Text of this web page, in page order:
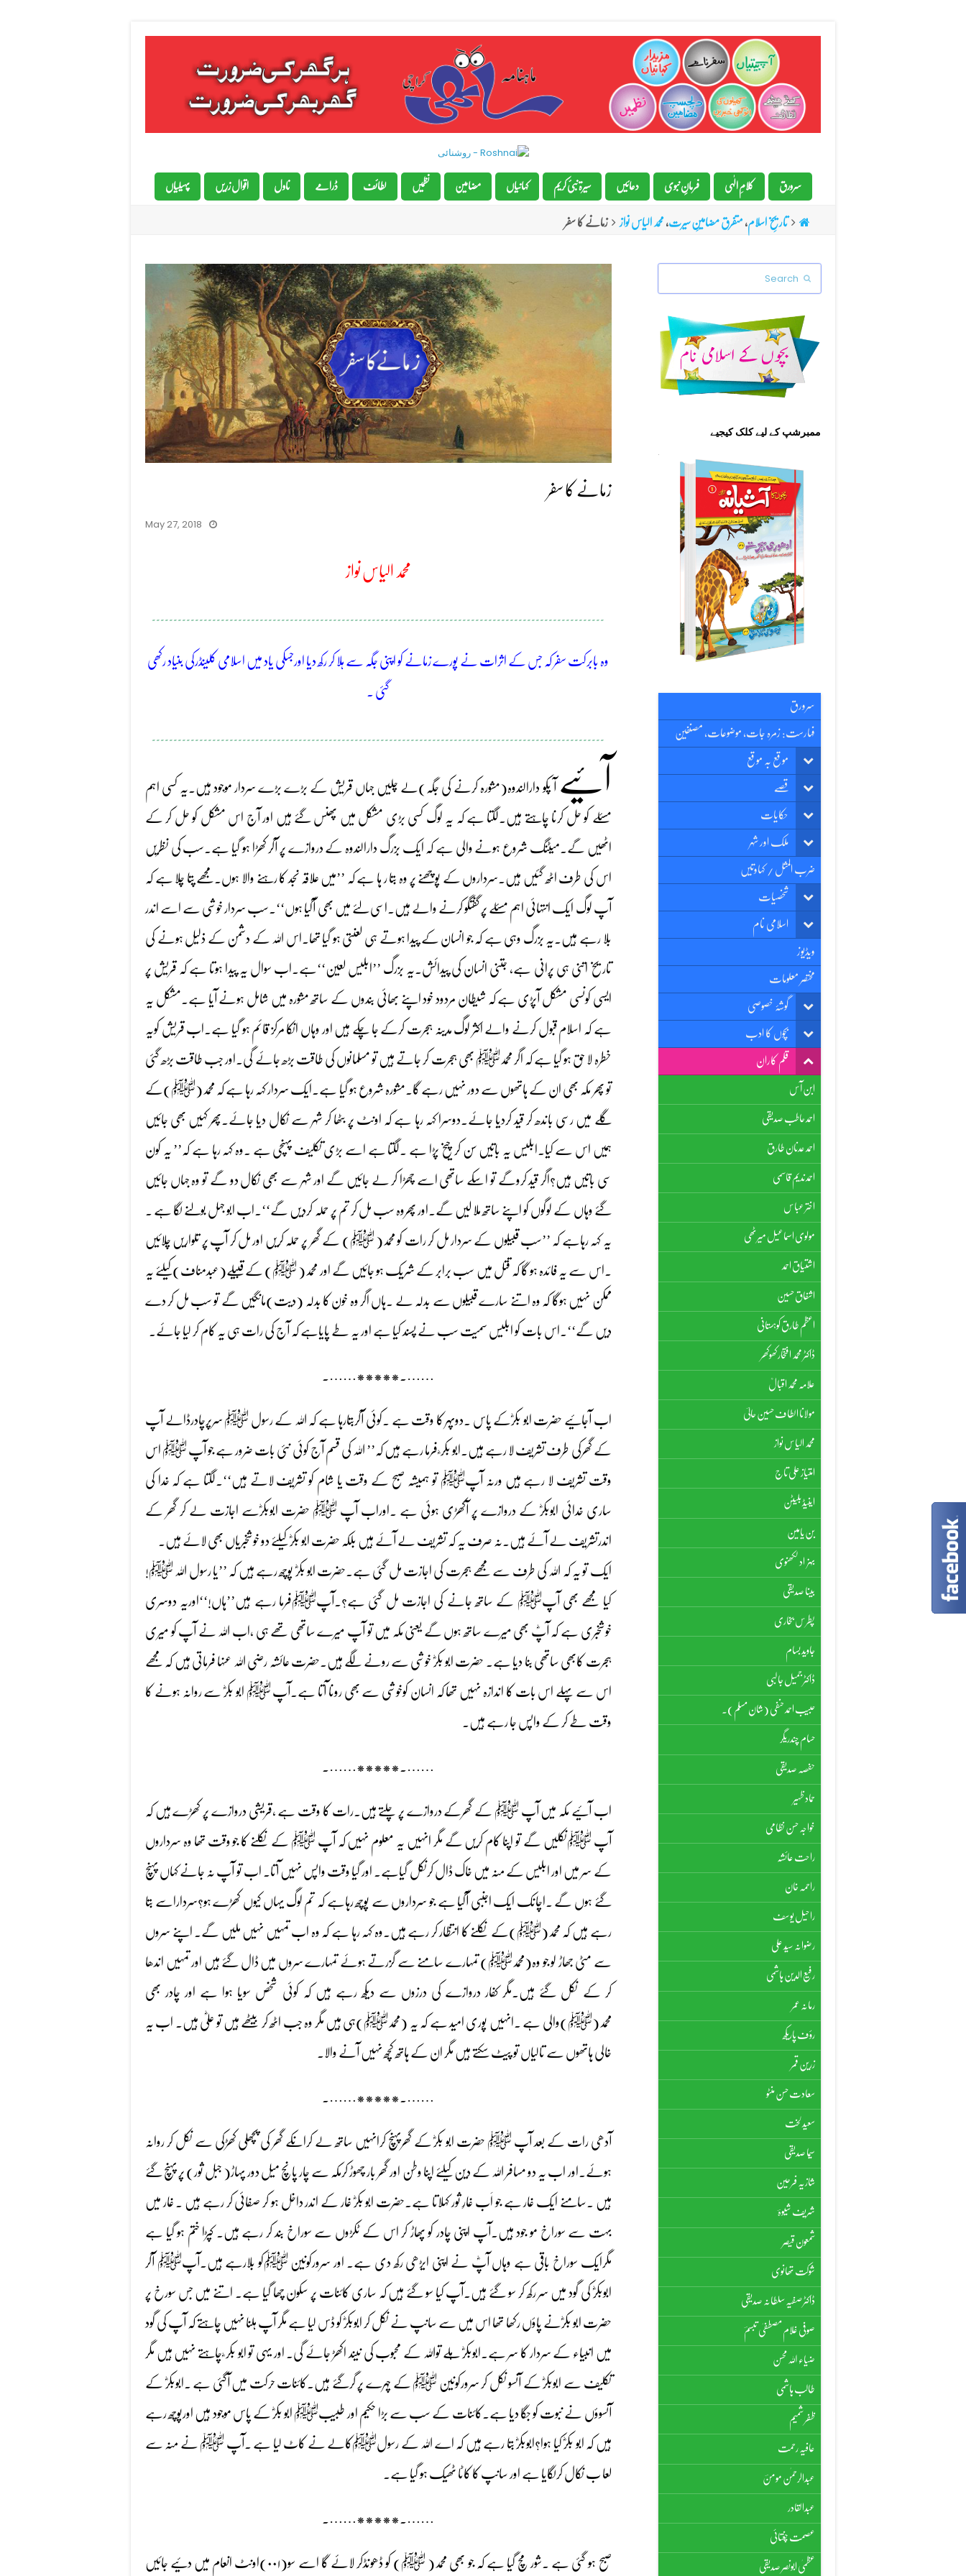
سرورق کلامِ الٰہی فرمانِِ نبوی دعائیں سیرۃ نبیٔ کریم کہانیاں مضامین نظمیں لطائف ڈرامے ناول اقوال زریں پہیلیاں
تاریخِ اسلام, متفرق مضامینِ سیرت, محمد الیاس نواز زمانے کا سفر
زمانے کا سفر
May 27, 2018
محمد الیاس نواز
وہ بابرکت سفر کہ جس کے اثرات نے پورے زمانے کو اپنی جگہ سے ہلا کر رکھ دیا اورجسکی یاد میں اسلامی کلینڈرکی بنیاد رکھی
گئی ۔
آئیے آ پکو دارالندوہ(مشورہ کرنے کی جگہ)لے چلیں جہاں قریش کے بڑے بڑے سردار موجود ہیں۔یہ کسی اہم
مسئلے کو حل کرنا چاہتے ہیں۔لگتا ہے کہ یہ لوگ کسی بڑی مشکل میں پھنس گئے ہیں اور آج اس مشکل کو حل کر کے
اٹھیں گے۔میٹنگ شروع ہونے والی ہے کہ ایک بزرگ دارالندوہ کے دروازے پر آکر کھڑا ہو گیا ہے۔سب کی نظریں
اس کی طرف اٹھ گئیں ہیں۔سرداروں کے پوچھنے پر وہ بتا ر ہا ہے کہ ’’میں علاقہ نجد کا رہنے والا ہوں۔مجھے پتا چلا ہے کہ
آپ لوگ ایک انتہائی اہم مسئلے پر گفتگو کرنے والے ہیں۔اسی لئے میں بھی آگیا ہوں‘‘۔سب سردار خوشی سے اسے اندر
بلا رہے ہیں۔یہ بزرگ وہی ہے کہ جو انسان کے پیدا ہوتے ہی لعنتی ہو گیا تھا۔اس اللہ کے دشمن کے ذلیل ہونے کی
تاریخ اتنی ہی پرانی ہے، جتنی انسان کی پیدائش۔یہ بزرگ ’’ابلیس لعین‘‘ہے۔اب سوال یہ پیدا ہوتا ہے کہ قریش پر
ایسی کونسی مشکل آپڑی ہے کہ شیطان مردود خود اپنے بھائی بندوں کے ساتھ مشورہ میں شامل ہونے آیا ہے۔مشکل یہ
ہے کہ اسلام قبول کرنے والے اکثر لوگ مدینہ ہجرت کرکے جا چکے ہیں اور وہاں انکا مرکز قائم ہو گیا ہے۔اب قریش کویہ
خطرہ لا حق ہو گیا ہے کہ اگر محمدﷺ بھی ہجرت کر جاتے ہیں تو مسلمانوں کی طاقت بڑھ جائے گی۔اور جب طاقت بڑھ گئی
تو پھر مکہ بھی ان کے ہاتھوں سے دور نہیں رہے گا۔مشورہ شروع ہو گیا ہے۔ایک سردار کہہ رہا ہے کہ محمد(ﷺ)کے
گلے میں رسی باندھ کر قید کردیا جائے۔دوسرا کہہ رہا ہے کہ اونٹ پر بٹھا کر شہر سے نکال دیا جائے۔پھر کہیں بھی جائیں
ہمیں اس سے کیا۔ابلیس یہ باتیں سن کر چیخ پڑا ہے ۔لگتا ہے اسے بڑی تکلیف پہنچی ہے ۔وہ کہہ رہا ہے کہ’’ یہ کون
سی باتیں ہیں؟اگر قید کروگے تو اسکے ساتھی اسے چھڑا کر لے جائیں گے اور شہر سے بھی نکال دو گے تو وہ جہاں جائیں
گئے وہاں کے لوگوں کو اپنے ساتھ ملا لیں گے۔اور پھروہ سب مل کر تم پر حملہ کردیں گے‘‘۔اب ابو جہل بولنے لگا ہے ۔
یہ کہہ رہاہے کہ ’’سب قبیلوں کے سردار مل کر رات کو محمد( ﷺ) کے گھر پر حملہ کریں اور مل کر آپ پر تلواریں چلائیں
۔اس سے یہ فائدہ ہو گا کہ قتل میں سب برابر کے شریک ہو جائیں گے اور محمد( ﷺ) کے قبیلے(عبدمناف)کیلئے یہ
ممکن نہیں ہوگا کہ وہ اتنے سارے قبیلوں سے بدلہ لے ۔ہاں اگر وہ خون کا بدلہ (دیت)مانگیں گے تو سب مل کر دے
دیں گے‘‘۔اس بات کو ابلیس سمیت سب نے پسند کیا ہے اور یہ طے پایاہے کہ آج کی رات ہی یہ کام کر لیا جائے۔
…….*****…….
اب آجائیے حضرت ابو بکرؓکے پاس ۔دوپہر کا وقت ہے ۔کوئی آکربتارہا ہے کہ اللہ کے رسول ﷺ سرپرچادرڈالے آپ
کے گھرکی طرف تشریف لا رہے ہیں۔ابو بکر ؓ فرما رہے ہیں کہ’’ اللہ کی قسم آج کوئی نئی بات ضرور ہے جو آپ ﷺ اس
وقت تشریف لا رہے ہیں ورنہ آپﷺ تو ہمیشہ صبح کے وقت یا شام کو تشریف لاتے ہیں‘‘۔لگتا ہے کہ خدا کی
ساری خدائی ابوبکرؓ کے دروازے پر آکھڑی ہوئی ہے ۔اوراب آپ ﷺ حضرت ابوبکرؓسے اجازت لے کر گھر کے
اندرتشریف لے آئے ہیں۔نہ صرف یہ کہ تشریف لے آئے ہیں بلکہ حضرت ابو بکرؓ کیلئے دو خوشخبریاں بھی لائے ہیں۔
ایک تو یہ کہ اللہ کی طرف سے مجھے ہجرت کی اجازت مل گئی ہے۔حضرت ابو بکرؓ پوچھ رہے ہیں کہ ’’یا رسول اللہ ﷺ!
کیا مجھے بھی آپﷺ کے ساتھ جانے کی اجازت مل گئی ہے؟۔آپﷺفرما رہے ہیں’’ہاں!‘‘اوریہ دوسری
خوشخبری ہے کہ آپؓ بھی میرے ساتھ ہوں گے یعنی مکہ میں تو آپ میرے ساتھی تھے ہی ،اب اللہ نے آپ کو میری
ہجرت کابھی ساتھی بنا دیا ہے۔ حضرت ابو بکرؓ خوشی سے رونے لگے ہیں۔حضرت عائشہ رضی اللہ عنہا فرماتی ہیں کہ مجھے
اس سے پہلے اس بات کا اندازہ نہیں تھا کہ انسان کوخوشی سے بھی رونا آتا ہے۔آپ ﷺ ابو بکرؓ سے روانہ ہونے کا
وقت طے کر کے واپس جا رہے ہیں۔
…….*****…….
اب آئیے مکہ میں آپ ﷺ کے گھرکے دروازے پر چلتے ہیں۔رات کا وقت ہے ،قریشی دروازے پر کھڑے ہیں کہ
آپ ﷺنکلیں گے تو اپنا کام کریں گے مگر انہیں یہ معلوم نہیں کہ آپ ﷺ کے نکلنے کا جو وقت تھا وہ سرداروں
کے سر میں اور ابلیس کے منہ میں خاک ڈال کرنکل گیاہے۔ اور گیا وقت واپس نہیں آتا۔ اب تو آپ نہ جانے کہاں پہنچ
گئے ہوں گے ۔اچانک ایک اجنبی آگیا ہے جو سرداروں سے پوچھ رہاہے کہ تم لوگ یہاں کیوں کھڑے ہو؟سرداراسے بتا
رہے ہیں کہ محمد(ﷺ)کے نکلنے کا انتظار کر رہے ہیں۔وہ کہہ رہا ہے کہ وہ اب تمہیں نہیں ملیں گے۔ اپنے سروں
سے مٹی جھاڑ لو جو وہ(محمدﷺ) تمہارے سامنے سے گزرتے ہوئے تمہارے سروں میں ڈال گئے ہیں اور تمہیں اندھا
کر کے نکل گئے ہیں۔مگر کفار دروازے کی درزوں سے دیکھ رہے ہیں کہ کوئی شخص سویا ہوا ہے اور چادر بھی
محمد(ﷺ)والی ہے ۔انہیں پوری امید ہے کہ یہ (محمدﷺ)ہی ہیں مگر وہ جب اٹھ کر بیٹھے ہیں تو علیؓ ہیں۔ اب یہ
خالی ہاتھوں سے تالیاں تو پیٹ سکتے ہیں مگر ان کے ہاتھ کچھ نہیں آنے والا۔
…….*****…….
آدھی رات کے بعد آپ ﷺ حضرت ابو بکرؓ کے گھرپہنچ کرانہیں ساتھ لے کرانکے گھر کی پچھلی کھڑکی سے نکل کر روانہ
ہوئے۔اور اب یہ دو مسافر اللہ کے دین کیلئے اپنا وطن اور گھر بار چھوڑ کرمکہ سے چار پانچ میل دور پہاڑ( جبل ثور) پر پہنچ گئے
ہیں ۔سامنے ایک غار ہے جو اَب غارِ ثور کہلاتا ہے۔حضرت ابو بکرؓ غار کے اندر داخل ہو کر صفائی کر رہے ہیں ۔ غار میں
بہت سے سوراخ مو جود ہیں۔آپ اپنی چادر کو پھاڑ کر اس کے ٹکڑوں سے سوراخ بند کر رہے ہیں۔ کپڑا ختم ہو گیا ہے
مگرایک سوراخ باقی ہے وہاں آپؓ نے اپنی ایڑھی رکھ دی ہے۔ اور سرورکونین ﷺکو بلارہے ہیں۔آپﷺ آکر
ابوبکرؓ کی گود میں سر رکھ کر سو گئے ہیں۔آپ کیا سو گئے ہیں کہ ساری کائنات پر سکون چھا گیا ہے۔ اتنے میں جس سورخ پر
حضرت ابو بکرؓنے پاؤں رکھا تھا اس میں سے سانپ نے نکل کر ابوبکرؓ کو ڈس لیا ہے مگر آپ ہلنا نہیں چاہتے کہ آپ کی گود
میں انبیاء کے سردار کا سر ہے۔ابوبکرؓ ہلے تواللہ کے محبوب کی نیند اکھڑ جائے گی۔ اور یہی تو ابو بکر ؓ چاہتے نہیں ہیں مگر
تکلیف سے ابوبکرؓ کے آنسو نکل کر سرورکونین ﷺ کے چہرے پر گرگئے ہیں۔کائنات حرکت میں آگئی ہے ۔ابوبکرؓ کے
آنسوؤں نے نبوت کو جگا دیا ہے۔کائنات کے سب سے بڑا حکیم اور طبیبﷺ ابو بکرؓ کے پاس موجود ہیں اورپوچھ رہے
ہیں کہ ابو بکرؓ کیا ہوا؟ابوبکرؓ بتا رہے ہیں کہ اے اللہ کے رسولﷺکالے نے کاٹ لیا ہے ۔آپ ﷺ نے منہ سے
لعا ب نکال کرلگایا ہے اور سانپ کا کاٹا ٹھیک ہو گیا ہے۔
…….*****…….
صبح ہو گئی ہے ۔شور مچ گیا ہے کہ جو بھی محمد( ﷺ) کو ڈھونڈکر لائے گا اسے سو(۰۰۱)اونٹ انعام میں دئیے جائیں
Search
ممبرشپ کے لیے کلک کیجیے
سرورق
فہارست: زمرہ جات، موضوعات، مصنفین
موقع بہ موقع
قصّے
حکایات
ملک اور شہر
ضرب المثل / کہاوتیں
شخصیات
اسلامی نام
ویڈیوز
مختصر معلومات
گوشۂ خصوصی
بچوں کا ادب
قلم کاران
ابن آس
احمد حاطب صدیقی
احمد عدنان طارق
احمد ندیم قاسمی
اختر عباس
مولوی اسماعیل میرٹھی
اشتیاق احمد
اشفاق حسین
اعظم طارق کوہستانی
ڈاکٹر محمد افتخار کھوکھر
علامہ محمد اقبالؒ
مولانا الطاف حسین حالیؔ
محمد الیاس نواز
امتیاز علی تاج
اینیڈ بلیٹن
بن یامین
بہزاد لکھنوی
بینا صدیقی
پطرس بخاری
جاوید بسام
ڈاکٹر جمیل جالبی
حبیب احمد حنفی (شان مسلم)۔
حسام چندریگر
حفصہ صدیقی
حماد ظہیر
خواجہ حسن نظامی
راحت عائشہ
راحمہ خان
راحیل یوسف
رضوانہ سیّد علی
رفیع الدین ہاشمی
رمانہ عمر
رؤف پاریکھ
زرین قمر
سعادت حسن منٹو
سعید لخت
سیما صدیقی
شازیہ فرحین
شریف شیوہؔ
شمعون قیصر
شوکت تھانوی
ڈاکٹر صفیہ سلطانہ صدیقی
صوفی غلام مصطفیٰ تبسمؔ
ضیاء اللہ محسن
طالب ہاشمی
ظفر شمیم
عافیہ رحمت
عبدالرحمٰن مومنؔ
عبدالقادر
عصمت چغتائی
عظمیٰ ابونصر صدیقی